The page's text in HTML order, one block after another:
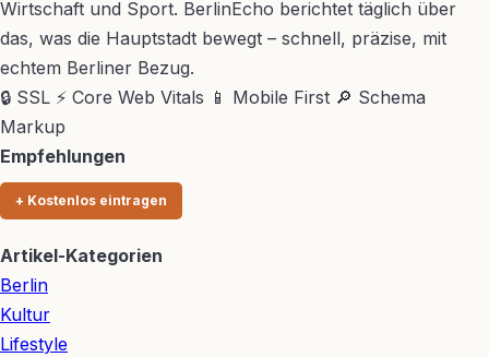
Wirtschaft und Sport. BerlinEcho berichtet täglich über
das, was die Hauptstadt bewegt – schnell, präzise, mit
echtem Berliner Bezug.
🔒 SSL ⚡ Core Web Vitals 📱 Mobile First 🔎 Schema
Markup
Empfehlungen
+ Kostenlos eintragen
Artikel-Kategorien
Berlin
Kultur
Lifestyle